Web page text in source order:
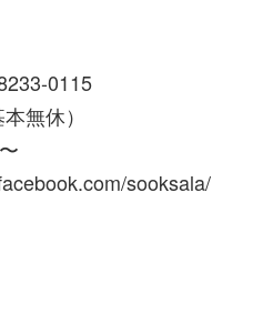
0115
無休）
sooksala/